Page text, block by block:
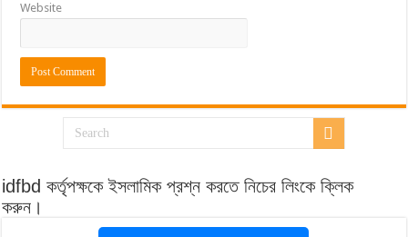
Website
idfbd কর্তৃপক্ষকে ইসলামিক প্রশ্ন করতে নিচের লিংকে ক্লিক
করুন।